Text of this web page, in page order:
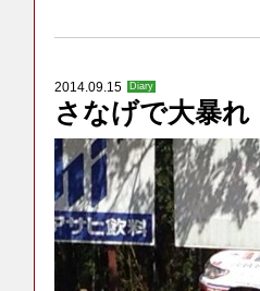
2014.09.15 Diary
さなげで大暴れ